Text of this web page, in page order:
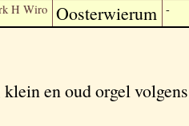
H Wiro Oosterwierum -
en oud orgel volgens